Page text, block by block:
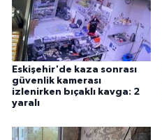
Eskişehir'de kaza sonrası
güvenlik kamerası
izlenirken bıçaklı kavga: 2
yaralı